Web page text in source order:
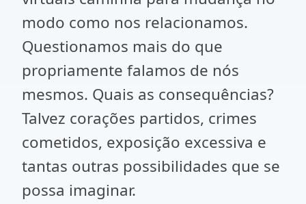
modo como nos relacionamos.
Questionamos mais do que
propriamente falamos de nós
mesmos. Quais as consequências?
Talvez corações partidos, crimes
cometidos, exposição excessiva e
tantas outras possibilidades que se
possa imaginar.